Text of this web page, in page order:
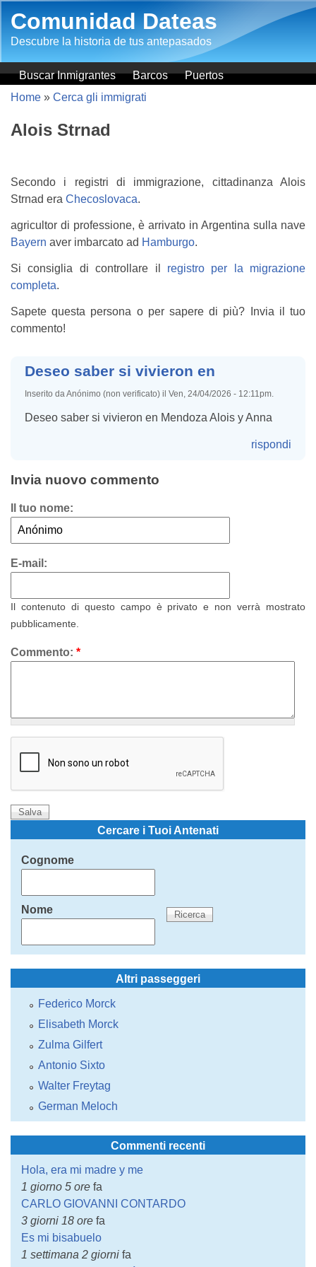
Comunidad Dateas
Descubre la historia de tus antepasados
Buscar Inmigrantes Barcos
Puertos
Home » Cerca gli immigrati
Alois Strnad
Secondo i registri di immigrazione, cittadinanza Alois
Strnad era Checoslovaca.
agricultor di professione, è arrivato in Argentina sulla nave
Bayern aver imbarcato ad Hamburgo.
Si consiglia di controllare il registro per la migrazione
completa.
Sapete questa persona o per sapere di più? Invia il tuo
commento!
Deseo saber si vivieron en
Inserito da Anónimo (non verificato) il Ven, 24/04/2026 - 12:11pm.
Deseo saber si vivieron en Mendoza Alois y Anna
rispondi
Invia nuovo commento
Il tuo nome:
E-mail:
Il contenuto di questo campo è privato e non verrà mostrato
pubblicamente.
Commento: *
Cercare i Tuoi Antenati
Cognome
Nome
Altri passeggeri
Federico Morck
Elisabeth Morck
Zulma Gilfert
Antonio Sixto
Walter Freytag
German Meloch
Commenti recenti
Hola, era mi madre y me
1 giorno 5 ore fa
CARLO GIOVANNI CONTARDO
3 giorni 18 ore fa
Es mi bisabuelo
1 settimana 2 giorni fa